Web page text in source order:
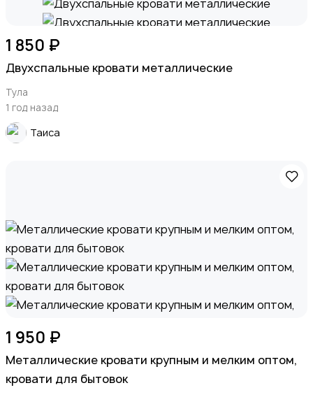
1 850 ₽
Двухспальные кровати металлические
Тула
1 год назад
Таиса
1 950 ₽
Металлические кровати крупным и мелким оптом,
кровати для бытовок